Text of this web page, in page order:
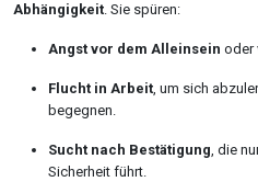
Abhängigkeit. Sie spüren:
Angst vor dem Alleinsein oder
Flucht in Arbeit, um sich
begegnen.
Sucht nach Bestätigung, die
Sicherheit führt.